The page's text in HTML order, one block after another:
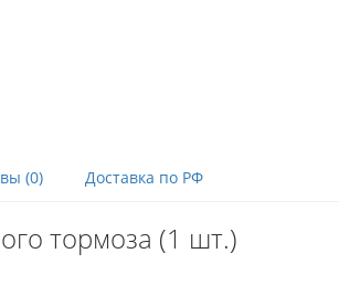
(0) Доставка по РФ
тормоза (1 шт.)